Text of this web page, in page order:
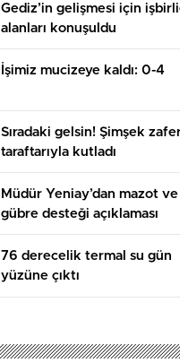
Gediz’in gelişmesi için
alanları konuşuldu
İşimiz mucizeye kaldı: 0-4
Sıradaki gelsin! Şimşek
taraftarıyla kutladı
Müdür Yeniay’dan mazot ve
gübre desteği açıklaması
76 derecelik termal su gün
yüzüne çıktı